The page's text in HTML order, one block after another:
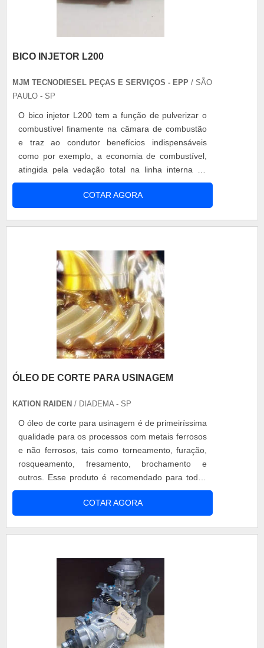
BICO INJETOR L200
MJM TECNODIESEL PEÇAS E SERVIÇOS - EPP / SÃO
PAULO - SP
O bico injetor L200 tem a função de pulverizar o
combustível finamente na câmara de combustão
e traz ao condutor benefícios indispensáveis
como por exemplo, a economia de combustível,
atingida pela vedação total na linha interna de
contato e a proteção ao meio ambiente, pela
diminuição considerável da emissão de gases
poluentes. é necessário atentar-se a algumas
COTAR AGORA
ÓLEO DE CORTE PARA USINAGEM
KATION RAIDEN / DIADEMA - SP
O óleo de corte para usinagem é de primeiríssima
qualidade para os processos com metais ferrosos
e não ferrosos, tais como torneamento, furação,
rosqueamento, fresamento, brochamento e
outros. Esse produto é recomendado para todos
os tipos de metais, proporcionando excelente
acabamento, maior vida útil das ferramentas, alta
refrigeração e menor incidência de névoa.
COTAR AGORA